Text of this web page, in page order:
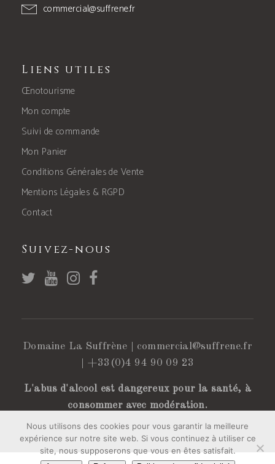
commercial@suffrene.fr
Liens utiles
Œnotourisme
Mon compte
Suivi de commande
Mon Panier
Conditions Générales de Vente
Mentions Légales & RGPD
Contact
Suivez-nous
Domaine La Suffrène | commercial@suffrene.fr
+33(0)4 94 90 09 23
L'abus d'alcool est dangereux pour la santé, à
consommer avec modération.
Nous utilisons des cookies pour vous garantir la meilleure
expérience sur notre site web. Si vous continuez à utiliser ce
site, nous supposerons que vous en êtes satisfait.